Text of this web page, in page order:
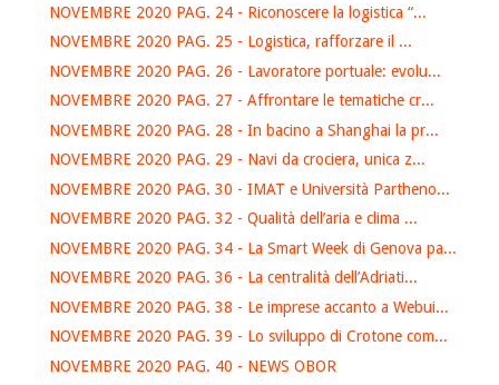
NOVEMBRE 2020 PAG. 24 - Riconoscere la logistica “...
NOVEMBRE 2020 PAG. 25 - Logistica, rafforzare il ...
NOVEMBRE 2020 PAG. 26 - Lavoratore portuale: evolu...
NOVEMBRE 2020 PAG. 27 - Affrontare le tematiche cr...
NOVEMBRE 2020 PAG. 28 - In bacino a Shanghai la pr...
NOVEMBRE 2020 PAG. 29 - Navi da crociera, unica z...
NOVEMBRE 2020 PAG. 30 - IMAT e Università Partheno...
NOVEMBRE 2020 PAG. 32 - Qualità dell’aria e clima ...
NOVEMBRE 2020 PAG. 34 - La Smart Week di Genova pa...
NOVEMBRE 2020 PAG. 36 - La centralità dell’Adriati...
NOVEMBRE 2020 PAG. 38 - Le imprese accanto a Webui...
NOVEMBRE 2020 PAG. 39 - Lo sviluppo di Crotone com...
NOVEMBRE 2020 PAG. 40 - NEWS OBOR